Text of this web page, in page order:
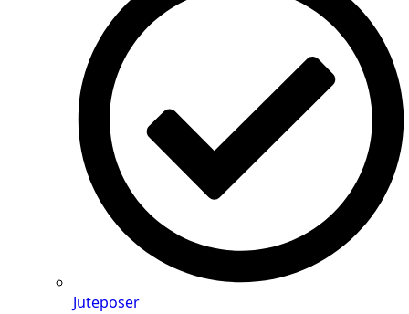
Juteposer